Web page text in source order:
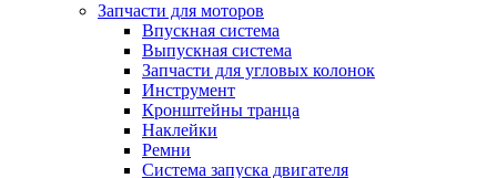
Запчасти для моторов
Впускная система
Выпускная система
Запчасти для угловых колонок
Инструмент
Кронштейны транца
Наклейки
Ремни
Система запуска двигателя